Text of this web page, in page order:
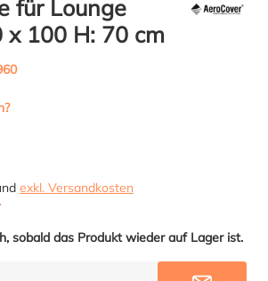
für Lounge
x 100 H: 70 cm
exkl. Versandkosten
sobald das Produkt wieder auf Lager ist.